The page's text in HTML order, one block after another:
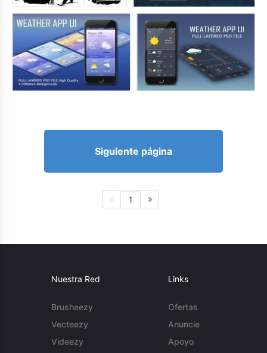
Siguiente página
1
Nuestra Red
Brusheezy
Vecteezy
Videezy
Links
Ofertas
Anuncie
Apoyo